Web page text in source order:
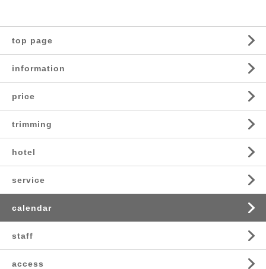
top page
information
price
trimming
hotel
service
calendar
staff
access